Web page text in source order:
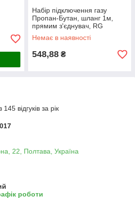
Набір підключення газу
Пропан-Бутан, шланг 1м,
прямим з'єднувач, RG
A310/Z100-PRO3
Немає в наявності
548,88 ₴
відгуків за рік
22, Полтава, Україна
роботи